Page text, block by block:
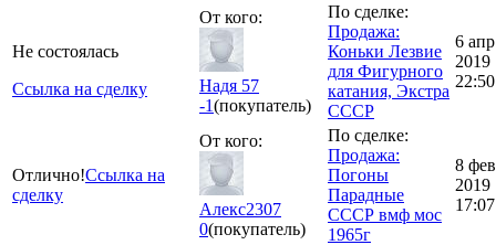
Не состоялась
Ссылка на сделку
От кого:
Надя 57
-1(покупатель)
По сделке:
Продажа:
Коньки Лезвие
для Фигурного
катания, Экстра
СССР
6 апр
2019
22:50
Отлично!Ссылка на
сделку
От кого:
Алекс2307
0(покупатель)
По сделке:
Продажа:
Погоны
Парадные
СССР вмф мос
1965г
8 фев
2019
17:07